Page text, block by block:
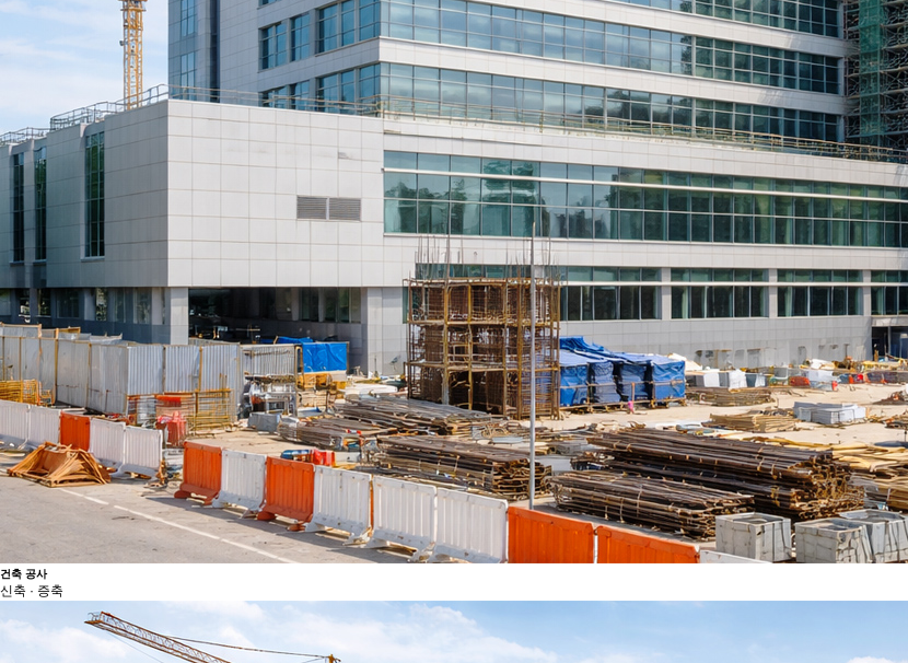
건축 공사
신축 · 증축